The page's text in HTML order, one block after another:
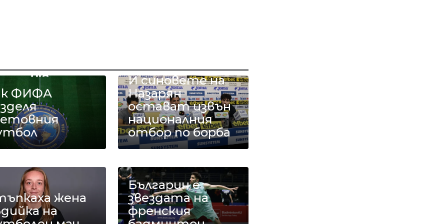
ФИФА
И синовете на
Назарян
остават извън
националния
отбор по борба
жена
на
Българин е
звездата на
френския